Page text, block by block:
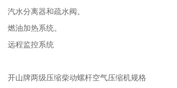
汽水分离器和疏水阀。
燃油加热系统。
远程监控系统
开山牌两级压缩柴动螺杆空气压缩机规格